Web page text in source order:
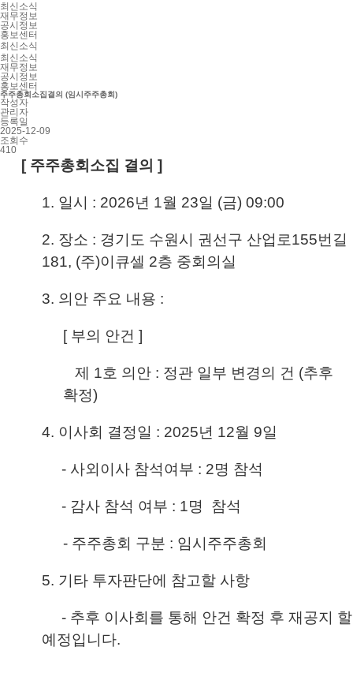
최신소식
재무정보
공시정보
홍보센터
최신소식
최신소식
재무정보
공시정보
홍보센터
주주총회소집결의 (임시주주총회)
작성자
관리자
등록일
2025-12-09
조회수
410
[ 주주총회소집 결의 ]
1. 일시 : 2026년 1월 23일 (금) 09:00
2. 장소 : 경기도 수원시 권선구 산업로155번길
181, (주)이큐셀 2층 중회의실
3. 의안 주요 내용 :
[ 부의 안건 ]
제 1호 의안 : 정관 일부 변경의 건 (추후
확정)
4. 이사회 결정일 : 2025년 12월 9일
- 사외이사 참석여부 : 2명 참석
- 감사 참석 여부 : 1명 참석
- 주주총회 구분 : 임시주주총회
5. 기타 투자판단에 참고할 사항
- 추후 이사회를 통해 안건 확정 후 재공지 할
예정입니다.